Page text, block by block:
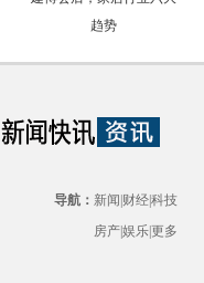
趋势
导航： 新闻 财经科技
房产娱乐更多